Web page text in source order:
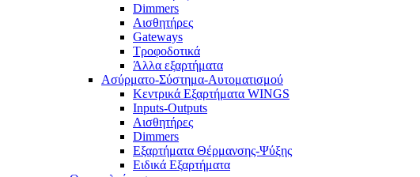
Dimmers
Αισθητήρες
Gateways
Τροφοδοτικά
Άλλα εξαρτήματα
Ασύρματο-Σύστημα-Αυτοματισμού
Κεντρικά Εξαρτήματα WINGS
Inputs-Outputs
Αισθητήρες
Dimmers
Εξαρτήματα Θέρμανσης-Ψύξης
Ειδικά Εξαρτήματα